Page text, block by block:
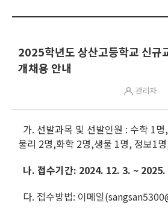
2025학년도 상산고등학교 신규
개채용 안내
관리자
가. 선발과목 및 선발인원 : 수학 1
물리 2명,화학 2명,생물 1명, 정보1
나. 접수기간: 2024. 12. 3. ~
다. 접수방법: 이메일